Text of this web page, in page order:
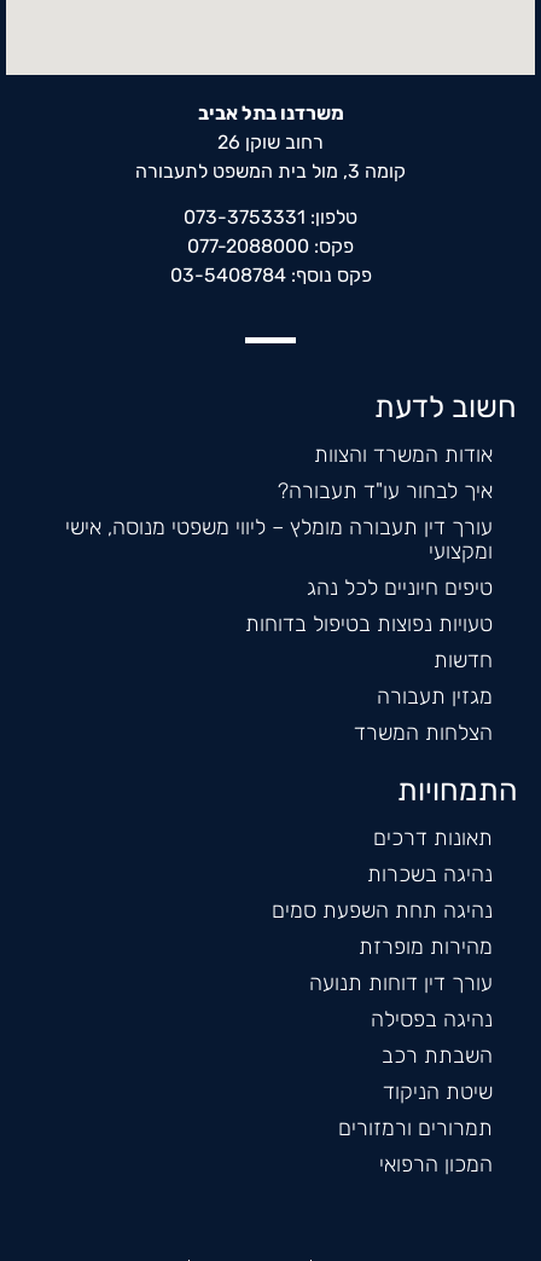
משרדנו בתל אביב
רחוב שוקן 26
קומה 3, מול בית המשפט לתעבורה
טלפון: 073-3753331
פקס: 077-2088000
פקס נוסף: 03-5408784
חשוב לדעת
אודות המשרד והצוות
איך לבחור עו"ד תעבורה?
עורך דין תעבורה מומלץ – ליווי משפטי מנוסה, אישי
ומקצועי
טיפים חיוניים לכל נהג
טעויות נפוצות בטיפול בדוחות
חדשות
מגזין תעבורה
הצלחות המשרד
התמחויות
תאונות דרכים
נהיגה בשכרות
נהיגה תחת השפעת סמים
מהירות מופרזת
עורך דין דוחות תנועה
נהיגה בפסילה
השבתת רכב
שיטת הניקוד
תמרורים ורמזורים
המכון הרפואי